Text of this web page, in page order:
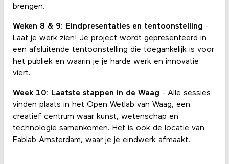
brengen.
Weken 8 & 9: Eindpresentaties en tentoonstelling -
Laat je werk zien! Je project wordt gepresenteerd in
een afsluitende tentoonstelling die toegankelijk is voor
het publiek en waarin je je harde werk en innovatie
viert.
Week 10: Laatste stappen in de Waag - Alle sessies
vinden plaats in het Open Wetlab van Waag, een
creatief centrum waar kunst, wetenschap en
technologie samenkomen. Het is ook de locatie van
Fablab Amsterdam, waar je je eindwerk afmaakt.